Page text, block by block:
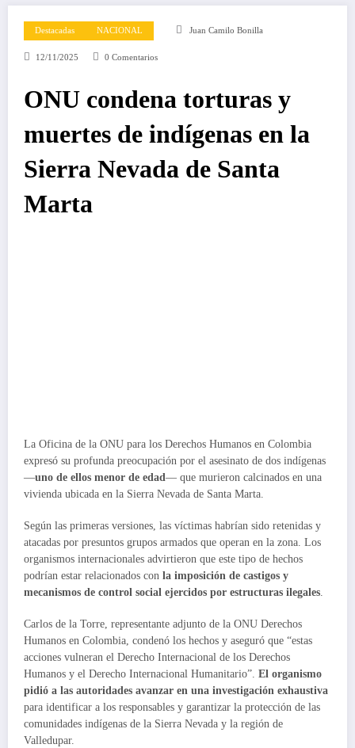
Destacadas NACIONAL Juan Camilo Bonilla
12/11/2025 0 Comentarios
ONU condena torturas y
muertes de indígenas en la
Sierra Nevada de Santa
Marta
La Oficina de la ONU para los Derechos Humanos en Colombia
expresó su profunda preocupación por el asesinato de dos indígenas
—uno de ellos menor de edad — que murieron calcinados en una
vivienda ubicada en la Sierra Nevada de Santa Marta.
Según las primeras versiones, las víctimas habrían sido retenidas y
atacadas por presuntos grupos armados que operan en la zona. Los
organismos internacionales advirtieron que este tipo de hechos
podrían estar relacionados con la imposición de castigos y
mecanismos de control social ejercidos por estructuras ilegales.
Carlos de la Torre, representante adjunto de la ONU Derechos
Humanos en Colombia, condenó los hechos y aseguró que “estas
acciones vulneran el Derecho Internacional de los Derechos
Humanos y el Derecho Internacional Humanitario”. El organismo
pidió a las autoridades avanzar en una investigación exhaustiva
para identificar a los responsables y garantizar la protección de las
comunidades indígenas de la Sierra Nevada y la región de
Valledupar.